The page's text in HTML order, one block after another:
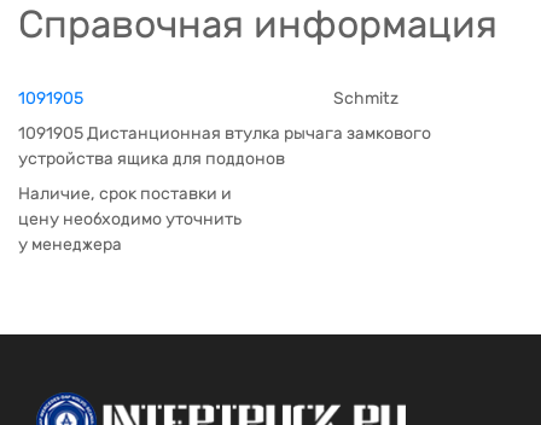
Справочная информация
1091905
Schmitz
1091905 Дистанционная втулка рычага замкового
устройства ящика для поддонов
Наличие, срок поставки и
цену необходимо уточнить
у менеджера